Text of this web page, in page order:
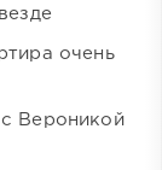
очень
Вероникой